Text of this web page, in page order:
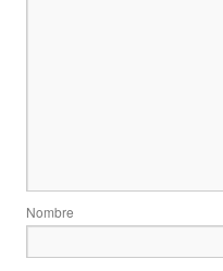
Nombre